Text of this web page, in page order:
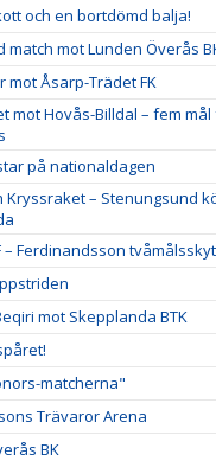
och en bortdömd balja!
match mot Lunden Överås
mot Åsarp-Trädet FK
mot Hovås-Billdal – fem
på nationaldagen
Kryssraket – Stenungsund
– Ferdinandsson
mot Skepplanda BTK
matcherna"
Trävaror Arena
BK